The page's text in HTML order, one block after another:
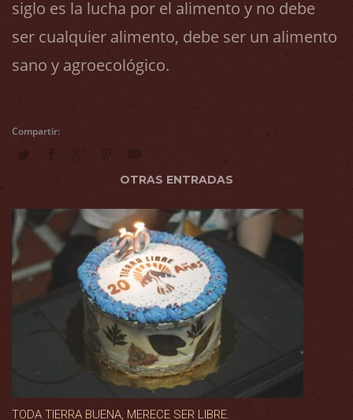
siglo es la lucha por el alimento y no debe
ser cualquier alimento, debe ser un alimento
sano y agroecológico.
OTRAS ENTRADAS
TODA TIERRA BUENA, MERECE SER LIBRE.